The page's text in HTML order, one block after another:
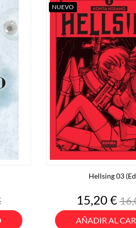
Hellsing 03
Precio
15,20 €
AÑADIR AL
NUEVO